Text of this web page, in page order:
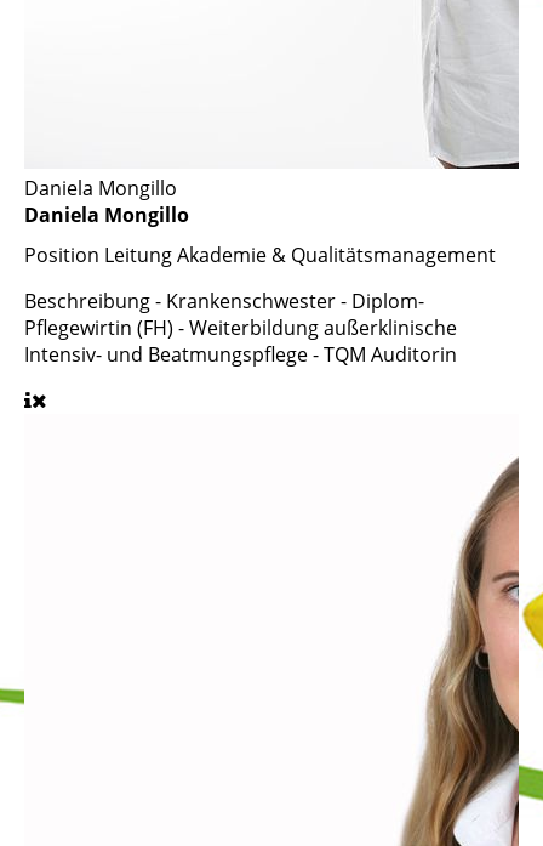
Daniela Mongillo
Daniela Mongillo
Position Leitung Akademie & Qualitätsmanagement
Beschreibung- Krankenschwester - Diplom-
Pflegewirtin (FH) - Weiterbildung außerklinische
Intensiv- und Beatmungspflege - TQM Auditorin